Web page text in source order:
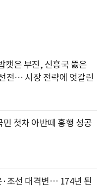
캣은 부진, 신흥국 뚫은
전… 시장 전략에 엇갈린
첫차 아반떼 흥행 성공
조선 대격변… 174년 된